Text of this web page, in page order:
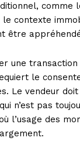
comme
le contexte
être
une
le
Le vendeur
n’est pas
l’usage des